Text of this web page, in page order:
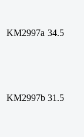
KM2997a 34.5
KM2997b 31.5